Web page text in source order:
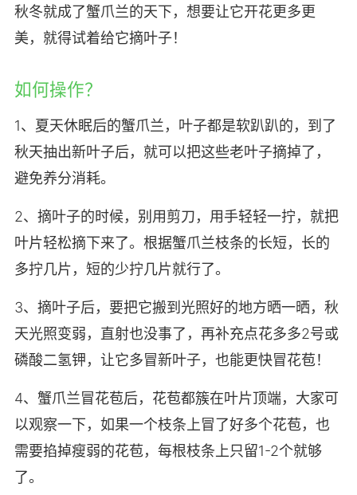
秋冬就成了蟹爪兰的天下，想要让它开花更多更
美，就得试着给它摘叶子！
如何操作？
1、夏天休眠后的蟹爪兰，叶子都是软趴趴的，到了
秋天抽出新叶子后，就可以把这些老叶子摘掉了，
避免养分消耗。
2、摘叶子的时候，别用剪刀，用手轻轻一拧，就把
叶片轻松摘下来了。根据蟹爪兰枝条的长短，长的
多拧几片，短的少拧几片就行了。
3、摘叶子后，要把它搬到光照好的地方晒一晒，秋
天光照变弱，直射也没事了，再补充点花多多2号或
磷酸二氢钾，让它多冒新叶子，也能更快冒花苞！
4、蟹爪兰冒花苞后，花苞都簇在叶片顶端，大家可
以观察一下，如果一个枝条上冒了好多个花苞，也
需要掐掉瘦弱的花苞，每根枝条上只留1-2个就够
了。